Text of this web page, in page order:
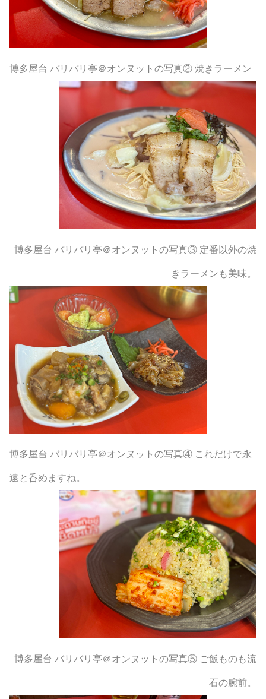
博多屋台 バリバリ亭＠オンヌットの写真② 焼きラーメン
博多屋台 バリバリ亭＠オンヌットの写真③ 定番以外の焼
きラーメンも美味。
博多屋台 バリバリ亭＠オンヌットの写真④ これだけで永
遠と呑めますね。
博多屋台 バリバリ亭＠オンヌットの写真⑤ ご飯ものも流
石の腕前。